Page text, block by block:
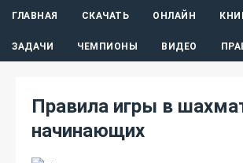
ГЛАВНАЯ СКАЧАТЬ ОНЛАЙН
ЗАДАЧИ ЧЕМПИОНЫ ВИДЕО
Правила игры в
начинающих